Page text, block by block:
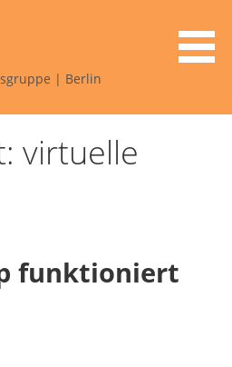
| Berlin
virtuelle
funktioniert